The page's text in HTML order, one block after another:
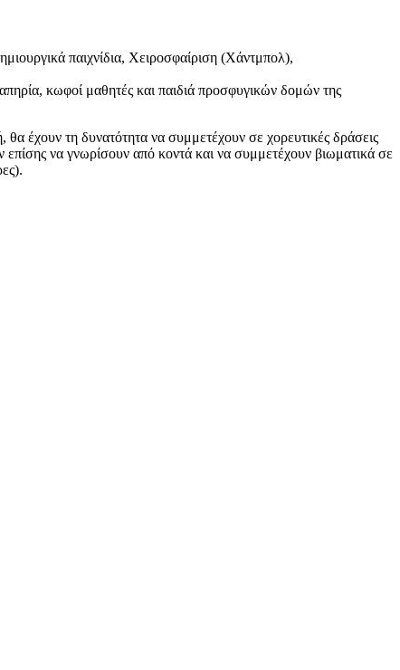
παιχνίδια, Χειροσφαίριση (Χάντμπολ),
κωφοί μαθητές και παιδιά προσφυγικών δομών της
έχουν τη δυνατότητα να συμμετέχουν σε χορευτικές δράσεις
να γνωρίσουν από κοντά και να συμμετέχουν βιωματικά σε